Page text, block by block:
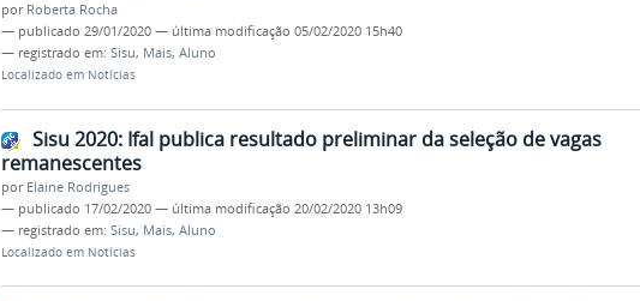
por Roberta Rocha
— publicado 29/01/2020 — última modificação 05/02/2020 15h40
— registrado em: Sisu, Mais, Aluno
Localizado em Notícias
Sisu 2020: Ifal publica resultado preliminar da seleção de vagas
remanescentes
por Elaine Rodrigues
— publicado 17/02/2020 — última modificação 20/02/2020 13h09
— registrado em: Sisu, Mais, Aluno
Localizado em Notícias